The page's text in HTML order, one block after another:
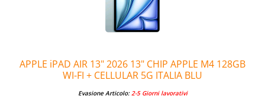
APPLE iPAD AIR 13" 2026 13" CHIP APPLE M4 128GB
WI-FI + CELLULAR 5G ITALIA BLU
Evasione Articolo:2-5 Giorni lavorativi